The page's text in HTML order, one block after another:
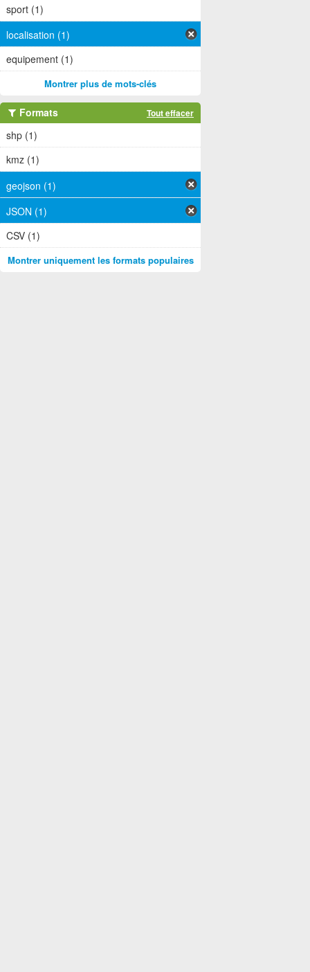
sport (1)
localisation (1)
equipement (1)
Montrer plus de mots-clés
Formats Tout effacer
shp (1)
kmz (1)
geojson (1)
JSON (1)
CSV (1)
Montrer uniquement les formats populaires